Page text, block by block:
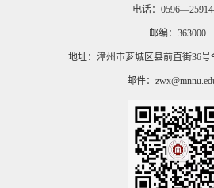
电话：
邮编：363000
地址：漳州市芗城区县前直街36号
邮件：